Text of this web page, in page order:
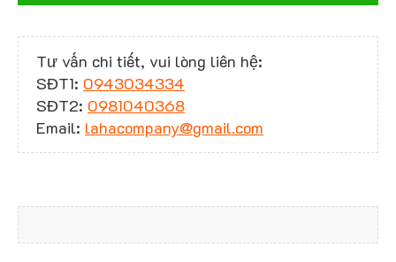
Tư vấn chi tiết, vui lòng liên hệ:
SĐT1: 0943034334
SĐT2: 0981040368
Email: lahacompany@gmail.com